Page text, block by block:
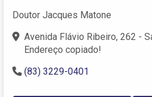
Doutor Jacques Matone
Avenida Flávio Ribeiro, 262 -
Endereço copiado!
(83) 3229-0401